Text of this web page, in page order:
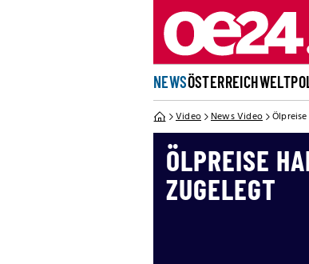
NEWSÖSTERREICHWELT
Video News Video
ÖLPREISE
ZUGELEGT